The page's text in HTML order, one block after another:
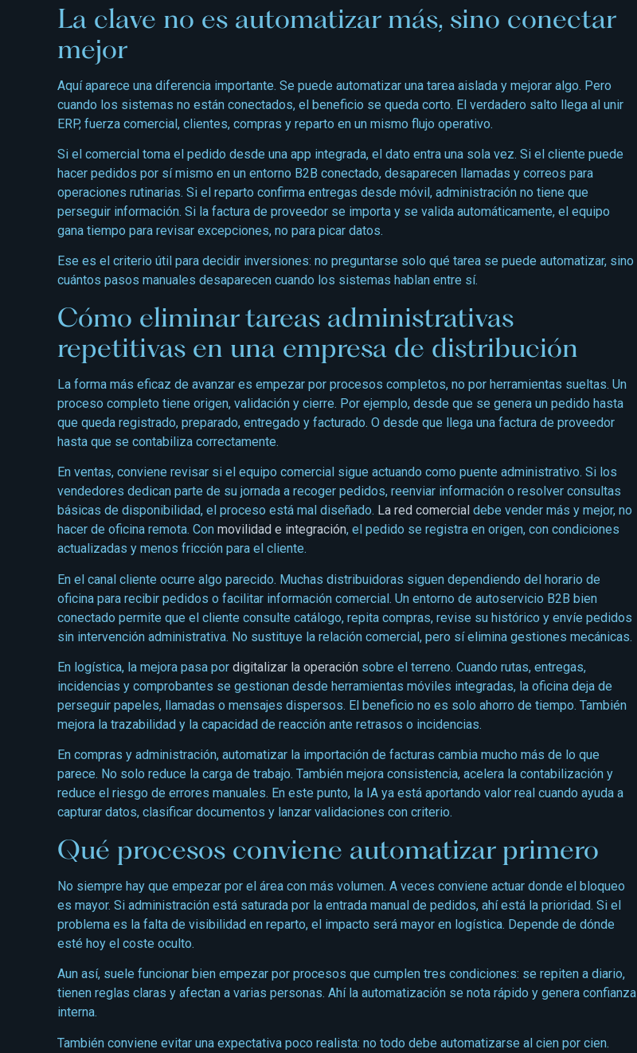
La clave no es automatizar más, sino conectar
mejor
Aquí aparece una diferencia importante. Se puede automatizar una tarea aislada y mejorar algo. Pero
cuando los sistemas no están conectados, el beneficio se queda corto. El verdadero salto llega al unir
ERP, fuerza comercial, clientes, compras y reparto en un mismo flujo operativo.
Si el comercial toma el pedido desde una app integrada, el dato entra una sola vez. Si el cliente puede
hacer pedidos por sí mismo en un entorno B2B conectado, desaparecen llamadas y correos para
operaciones rutinarias. Si el reparto confirma entregas desde móvil, administración no tiene que
perseguir información. Si la factura de proveedor se importa y se valida automáticamente, el equipo
gana tiempo para revisar excepciones, no para picar datos.
Ese es el criterio útil para decidir inversiones: no preguntarse solo qué tarea se puede automatizar, sino
cuántos pasos manuales desaparecen cuando los sistemas hablan entre sí.
Cómo eliminar tareas administrativas
repetitivas en una empresa de distribución
La forma más eficaz de avanzar es empezar por procesos completos, no por herramientas sueltas. Un
proceso completo tiene origen, validación y cierre. Por ejemplo, desde que se genera un pedido hasta
que queda registrado, preparado, entregado y facturado. O desde que llega una factura de proveedor
hasta que se contabiliza correctamente.
En ventas, conviene revisar si el equipo comercial sigue actuando como puente administrativo. Si los
vendedores dedican parte de su jornada a recoger pedidos, reenviar información o resolver consultas
básicas de disponibilidad, el proceso está mal diseñado. La red comercial debe vender más y mejor, no
hacer de oficina remota. Con movilidad e integración, el pedido se registra en origen, con condiciones
actualizadas y menos fricción para el cliente.
En el canal cliente ocurre algo parecido. Muchas distribuidoras siguen dependiendo del horario de
oficina para recibir pedidos o facilitar información comercial. Un entorno de autoservicio B2B bien
conectado permite que el cliente consulte catálogo, repita compras, revise su histórico y envíe pedidos
sin intervención administrativa. No sustituye la relación comercial, pero sí elimina gestiones mecánicas.
En logística, la mejora pasa por digitalizar la operación sobre el terreno. Cuando rutas, entregas,
incidencias y comprobantes se gestionan desde herramientas móviles integradas, la oficina deja de
perseguir papeles, llamadas o mensajes dispersos. El beneficio no es solo ahorro de tiempo. También
mejora la trazabilidad y la capacidad de reacción ante retrasos o incidencias.
En compras y administración, automatizar la importación de facturas cambia mucho más de lo que
parece. No solo reduce la carga de trabajo. También mejora consistencia, acelera la contabilización y
reduce el riesgo de errores manuales. En este punto, la IA ya está aportando valor real cuando ayuda a
capturar datos, clasificar documentos y lanzar validaciones con criterio.
Qué procesos conviene automatizar primero
No siempre hay que empezar por el área con más volumen. A veces conviene actuar donde el bloqueo
es mayor. Si administración está saturada por la entrada manual de pedidos, ahí está la prioridad. Si el
problema es la falta de visibilidad en reparto, el impacto será mayor en logística. Depende de dónde
esté hoy el coste oculto.
Aun así, suele funcionar bien empezar por procesos que cumplen tres condiciones: se repiten a diario,
tienen reglas claras y afectan a varias personas. Ahí la automatización se nota rápido y genera confianza
interna.
También conviene evitar una expectativa poco realista: no todo debe automatizarse al cien por cien.